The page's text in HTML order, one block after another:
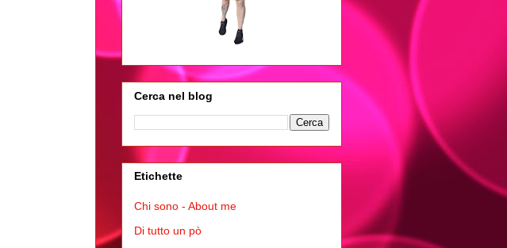
Cerca nel blog
Etichette
Chi sono - About me
Di tutto un pò